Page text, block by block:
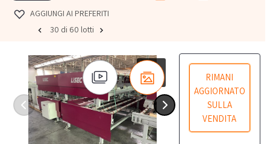
AGGIUNGI AI PREFERITI
30 di 60 lotti
RIMANI
AGGIORNATO
SULLA
VENDITA